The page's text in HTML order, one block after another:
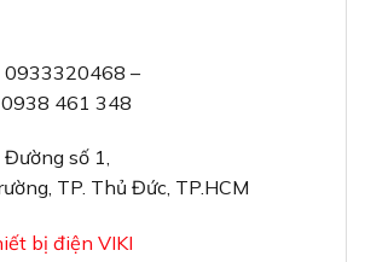
0933320468 –
461 348
Đường số 1,
TP. Thủ Đức, TP.HCM
bị điện VIKI